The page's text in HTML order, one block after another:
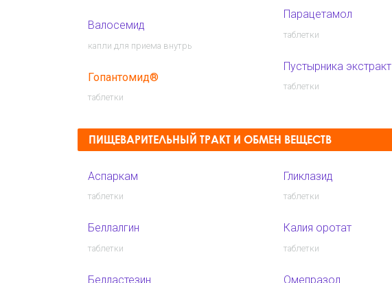
Валосемид
капли для приема внутрь
Гопантомид®
таблетки
Парацетамол
таблетки
Пустырника экстракт
таблетки
ПИЩЕВАРИТЕЛЬНЫЙ ТРАКТ И ОБМЕН ВЕЩЕСТВ
Аспаркам
таблетки
Беллалгин
таблетки
Белластезин
Гликлазид
таблетки
Калия оротат
таблетки
Омепразол